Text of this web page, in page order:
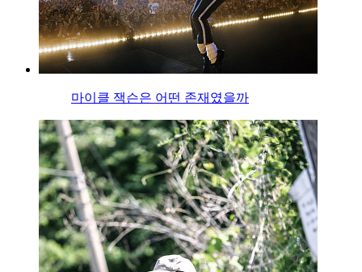
마이클 잭슨은 어떤 존재였을까